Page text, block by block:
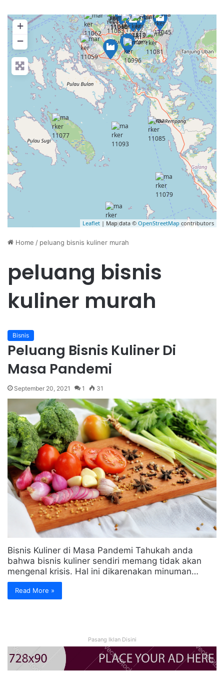
Home / peluang bisnis kuliner murah
peluang bisnis
kuliner murah
Bisnis
Peluang Bisnis Kuliner Di
Masa Pandemi
September 20, 2021 1 31
Bisnis Kuliner di Masa Pandemi Tahukah anda
bahwa bisnis kuliner sendiri memang tidak akan
mengenal krisis. Hal ini dikarenakan minuman…
Read More »
+
−
Leaflet | Map data © OpenStreetMap contributors
Pasang Iklan Disini